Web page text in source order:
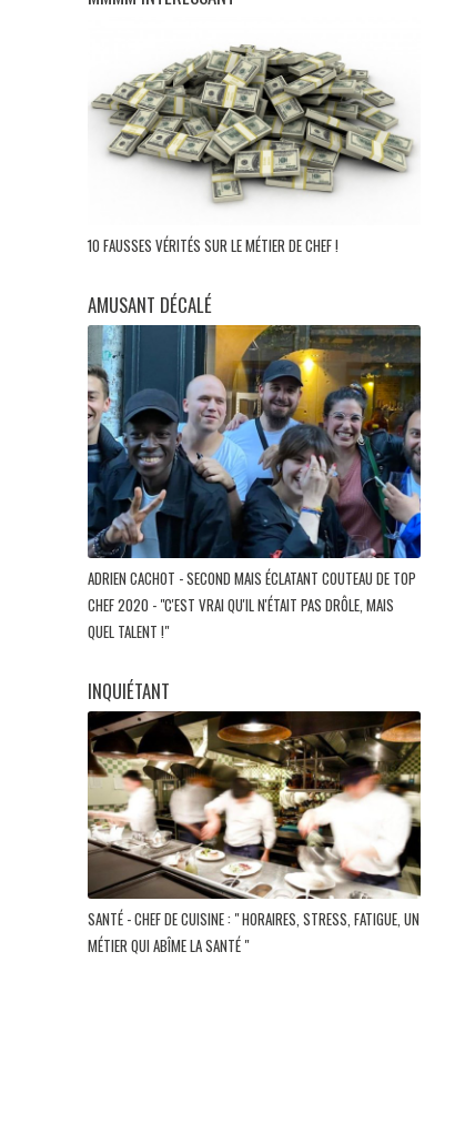
10 FAUSSES VÉRITÉS SUR LE MÉTIER DE CHEF !
AMUSANT DÉCALÉ
ADRIEN CACHOT - SECOND MAIS ÉCLATANT COUTEAU DE TOP
CHEF 2020 - "C'EST VRAI QU'IL N'ÉTAIT PAS DRÔLE, MAIS
QUEL TALENT !"
INQUIÉTANT
SANTÉ - CHEF DE CUISINE : " HORAIRES, STRESS, FATIGUE, UN
MÉTIER QUI ABÎME LA SANTÉ "